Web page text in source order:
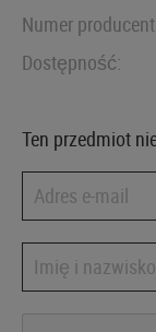
Numer
Dostępność:
Ten przedmiot